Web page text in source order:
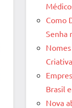
Como
Senha
Brasil
Nova